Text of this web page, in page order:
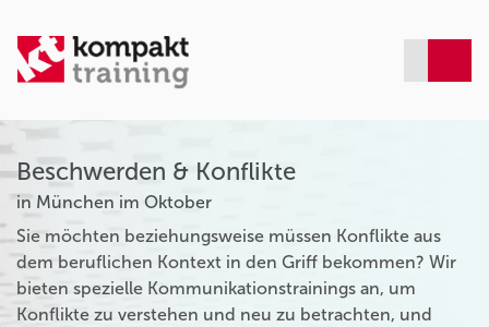
Beschwerden & Konflikte
in München im Oktober
Sie möchten beziehungsweise müssen Konflikte aus
dem beruflichen Kontext in den Griff bekommen? Wir
bieten spezielle Kommunikationstrainings an, um
Konflikte zu verstehen und neu zu betrachten, und